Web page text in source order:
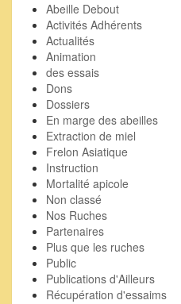
Abeille Debout
Activités Adhérents
Actualités
Animation
des essais
Dons
Dossiers
En marge des abeilles
Extraction de miel
Frelon Asiatique
Instruction
Mortalité apicole
Non classé
Nos Ruches
Partenaires
Plus que les ruches
Public
Publications d'Ailleurs
Récupération d'essaims